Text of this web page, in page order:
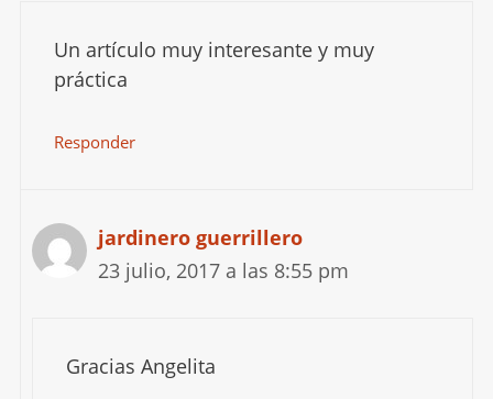
Un artículo muy interesante y muy
práctica
Responder
jardinero guerrillero
23 julio, 2017 a las 8:55 pm
Gracias Angelita